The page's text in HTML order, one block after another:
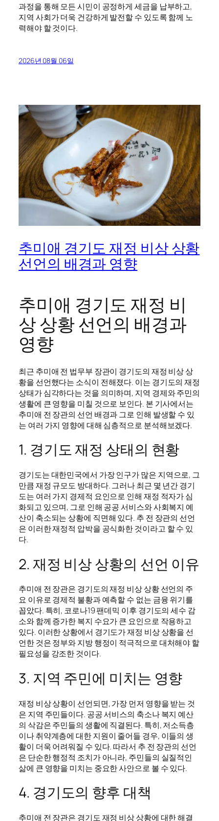
과정을 통해 모든 시민이 공정하게 세금을 납부하고,
지역 사회가 더욱 건강하게 발전할 수 있도록 함께 노
력해야 할 것이다.
2026년 08월 06일
추미애 경기도 재정 비상 상황
선언의 배경과 영향
추미애 경기도 재정 비
상 상황 선언의 배경과
영향
최근 추미애 전 법무부 장관이 경기도의 재정 비상 상
황을 선언했다는 소식이 전해졌다. 이는 경기도의 재정
상태가 심각하다는 것을 의미하며, 지역 경제와 주민의
생활에 큰 영향을 미칠 것으로 보인다. 본 기사에서는
추미애 전 장관의 선언 배경과 그로 인해 발생할 수 있
는 여러 가지 영향에 대해 심층적으로 분석해보겠다.
1. 경기도 재정 상태의 현황
경기도는 대한민국에서 가장 인구가 많은 지역으로, 그
만큼 재정 규모도 방대하다. 그러나 최근 몇 년간 경기
도는 여러 가지 경제적 요인으로 인해 재정 적자가 심
화되고 있으며, 그로 인해 공공 서비스와 사회복지 예
산이 축소되는 상황에 직면해 있다. 추 전 장관의 선언
은 이러한 재정적 압박을 공식화한 것이라고 할 수 있
다.
2. 재정 비상 상황의 선언 이유
추미애 전 장관은 경기도의 재정 비상 상황 선언의 주
요 이유로 경제적 불황과 예측할 수 없는 금융 위기를
꼽았다. 특히, 코로나19 팬데믹 이후 경기도의 세수 감
소와 함께 증가한 복지 수요가 큰 요인으로 작용하고
있다. 이러한 상황에서 경기도가 재정 비상 상황을 선
언한 것은 정부와 지방 행정이 적극적으로 대처해야 할
필요성을 강조한 것이다.
3. 지역 주민에 미치는 영향
재정 비상 상황이 선언되면, 가장 먼저 영향을 받는 것
은 지역 주민들이다. 공공 서비스의 축소나 복지 예산
의 삭감은 주민들의 생활에 직결된다. 특히, 저소득층
이나 취약계층에 대한 지원이 줄어들 경우, 이들의 생
활이 더욱 어려워질 수 있다. 따라서 추 전 장관의 선언
은 단순한 행정적 조치가 아니라, 주민들의 실질적인
삶에 큰 영향을 미치는 중요한 사안으로 볼 수 있다.
4. 경기도의 향후 대책
추미애 전 장관은 경기도 재정 비상 상황에 대한 해결